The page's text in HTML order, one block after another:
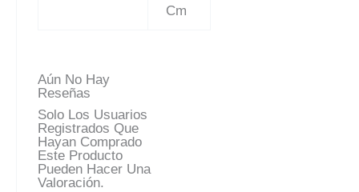
Cm
Aún No Hay
Reseñas
Solo Los Usuarios
Registrados Que
Hayan Comprado
Este Producto
Pueden Hacer Una
Valoración.